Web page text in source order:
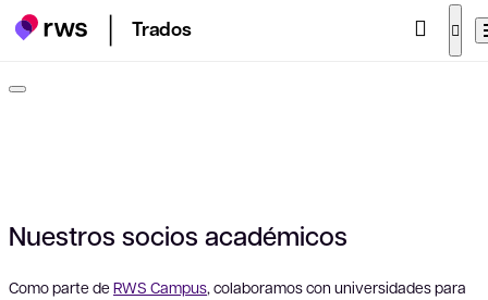
Trados
Nuestros socios académicos
Como parte de RWS Campus, colaboramos con universidades para